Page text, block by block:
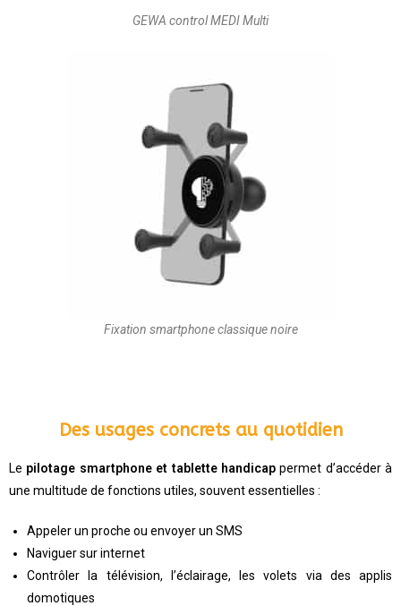
GEWA control MEDI Multi
Fixation smartphone classique noire
Des usages concrets au quotidien
Le pilotage smartphone et tablette handicappermet d’accéder à
une multitude de fonctions utiles, souvent essentielles :
Appeler un proche ou envoyer un SMS
Naviguer sur internet
Contrôler la télévision, l’éclairage, les volets via des applis
domotiques